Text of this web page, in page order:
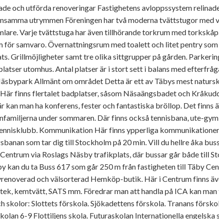
och utförda renoveringar Fastighetens avloppssystem
utrymmen Föreningen har två moderna tvättstugor med
Varje tvättstuga har även tillhörande torkrum med
samvaro. Övernattningsrum med toalett och litet pentry
Grillmöjligheter samt tre olika sittgrupper på gården.
utomhus. Antal platser är i stort sett i balans med
Allmänt om området Detta är ett av Täbys mest
finns flertalet badplatser, såsom Näsaängsbadet och
man ha konferens, fester och fantastiska bröllop. Det finns
under sommaren. Där finns också tennisbana, ute-
Kommunikation Här finns ypperliga
som tar dig till Stockholm på 20 min. Vill du hellre åka
via Roslags Näsby trafikplats, där bussar går både till
kan du ta Buss 617 som går 250 m från fastigheten till Täby
och välsorterad Hemköp-butik. Här i Centrum finns
kemtvätt, SATS mm. Föredrar man att handla på ICA kan
skolor: Slottets förskola. Sjökadettens förskola. Tranans
6-9 Flottiljens skola. Futuraskolan Internationella engelska